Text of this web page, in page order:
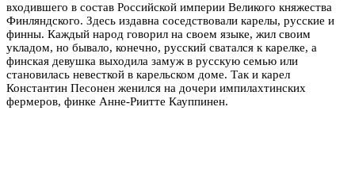
входившего в состав Российской империи Великого княжества
Финляндского. Здесь издавна соседствовали карелы, русские и
финны. Каждый народ говорил на своем языке, жил своим
укладом, но бывало, конечно, русский сватался к карелке, а
финская девушка выходила замуж в русскую семью или
становилась невесткой в карельском доме. Так и карел
Константин Песонен женился на дочери импилахтинских
фермеров, финке Анне-Риитте Кауппинен.